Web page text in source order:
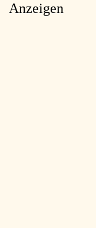
Anzeigen